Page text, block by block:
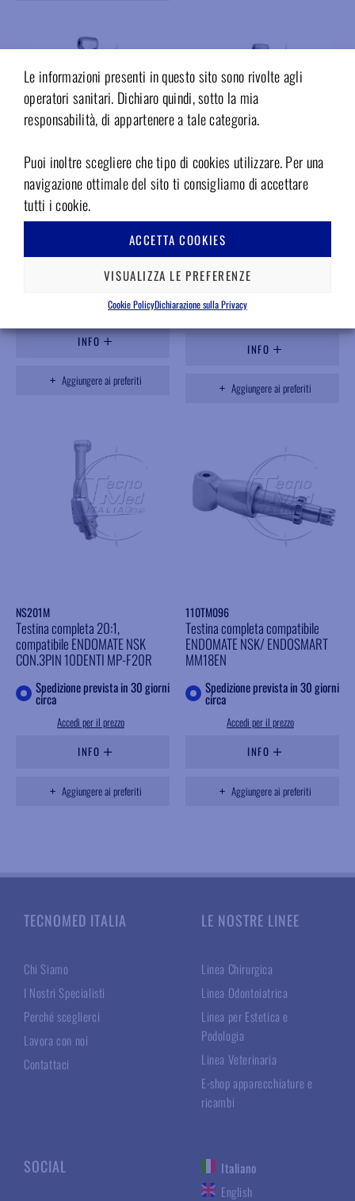
Le informazioni presenti in questo sito sono rivolte agli
operatori sanitari. Dichiaro quindi, sotto la mia
responsabilità, di appartenere a tale categoria.
Puoi inoltre scegliere che tipo di cookies utilizzare. Per una
navigazione ottimale del sito ti consigliamo di accettare
tutti i cookie.
ACCETTA COOKIES
VISUALIZZA LE PREFERENZE
Cookie PolicyDichiarazione sulla Privacy
WD101M
Testina completa 1.1, compatibile
ENDO SMART DTE CON.3PIN
10DENTI
Accedi per il prezzo
INFO
Aggiungere ai preferiti
Testina completa 16:1,
compatibile ENDOMATE NSK
CON.3PIN 10DENTI MP-F16R
Spedizione prevista in 30 giorni
circa
INFO
Aggiungere ai preferiti
NS201M
Testina completa 20:1,
compatibile ENDOMATE NSK
CON.3PIN 10DENTI MP-F20R
Spedizione prevista in 30 giorni
circa
Accedi per il prezzo
INFO
Aggiungere ai preferiti
110TM096
Testina completa compatibile
ENDOMATE NSK/ ENDOSMART
MM18EN
Spedizione prevista in 30 giorni
circa
Accedi per il prezzo
INFO
Aggiungere ai preferiti
TECNOMED ITALIA
Chi Siamo
I Nostri Specialisti
Perché sceglierci
Lavora con noi
Contattaci
LE NOSTRE LINEE
Linea Chirurgica
Linea Odontoiatrica
Linea per Estetica e
Podologia
Linea Veterinaria
E-shop apparecchiature e
ricambi
SOCIAL
Italiano
English